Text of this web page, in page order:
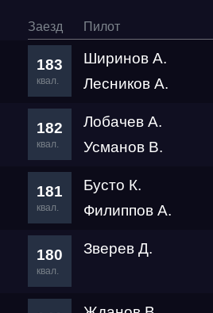
Заезд Пилот
183
квал.
Ширинов А.
Лесников А.
182
квал.
Лобачев А.
Усманов В.
181
квал.
Бусто К.
Филиппов А.
180
квал.
Зверев Д.